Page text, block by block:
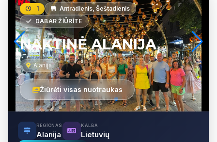
1
Antradienis, Šeštadienis
DABAR ŽIŪRITE
NAKTINĖ ALANIJA
Alanija
Žiūrėti visas nuotraukas
REGIONAS
Alanija
KALBA
Lietuvių